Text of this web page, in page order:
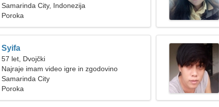
Samarinda City, Indonezija
Poroka
Syifa
57 let, Dvojčki
Najraje imam video igre in zgodovino
Samarinda City
Poroka